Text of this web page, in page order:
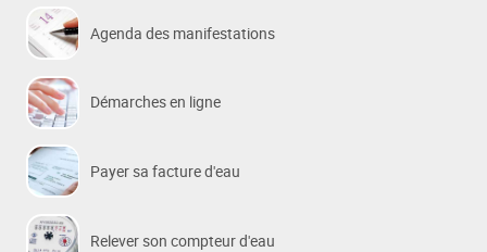
Agenda des manifestations
Démarches en ligne
Payer sa facture d'eau
Relever son compteur d'eau